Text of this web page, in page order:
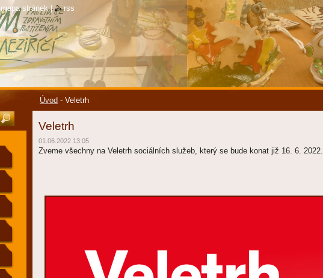
Úvod - Veletrh
Veletrh
01.06.2022 13:05
Zveme všechny na Veletrh sociálních služeb, který se bude konat již 16. 6. 2022.
mapa stránek | rss